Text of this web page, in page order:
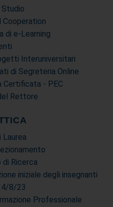
Studio
Cooperation
di e-Learning
Interuniversitari
di Segreteria Online
- PEC
Rettore
Laurea
Ricerca
iniziale degli insegnanti
4/8/23
Professionale